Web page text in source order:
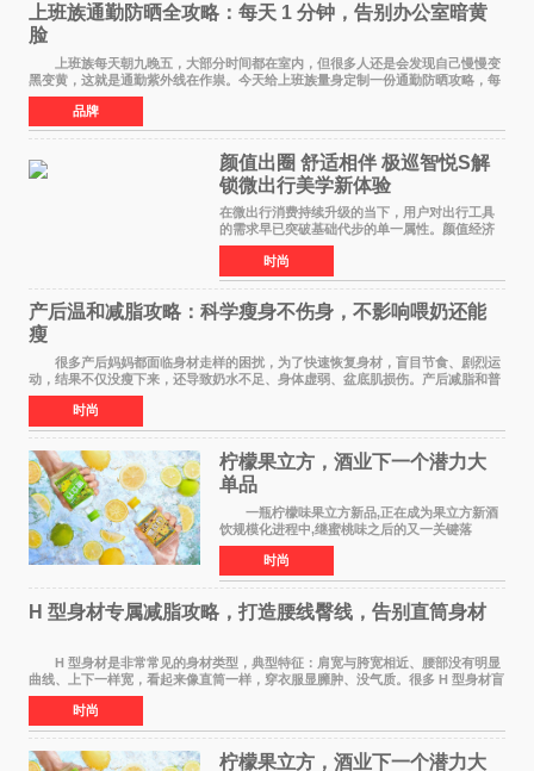
上班族通勤防晒全攻略：每天 1 分钟，告别办公室暗黄
脸
上班族每天朝九晚五，大部分时间都在室内，但很多人还是会发现自己慢慢变
黑变黄，这就是通勤紫外线在作祟。今天给上班族量身定制一份通勤防晒攻略，每
天只花 1 分钟，就能轻松搞定。 首先
品牌
颜值出圈 舒适相伴 极巡智悦S解
锁微出行美学新体验
在微出行消费持续升级的当下，用户对出行工具
的需求早已突破基础代步的单一属性。颜值经济
浪潮之下，出行载具不再是冰冷的工具，而是个
人生活态度、审美品味与生活方式的具象延伸。
当Z世代与年轻家
时尚
产后温和减脂攻略：科学瘦身不伤身，不影响喂奶还能
瘦
很多产后妈妈都面临身材走样的困扰，为了快速恢复身材，盲目节食、剧烈运
动，结果不仅没瘦下来，还导致奶水不足、身体虚弱、盆底肌损伤。产后减脂和普
通人完全不同，核心是 温和、安全、循序
时尚
柠檬果立方，酒业下一个潜力大
单品
一瓶柠檬味果立方新品,正在成为果立方新酒
饮规模化进程中,继蜜桃味之后的又一关键落
子。 在超市货架、便利店冷柜、小红书笔记
里,这款绿色包装的新品正在快速扩散:入口清爽解
腻,像喝加了一点
时尚
H 型身材专属减脂攻略，打造腰线臀线，告别直筒身材
H 型身材是非常常见的身材类型，典型特征：肩宽与胯宽相近、腰部没有明显
曲线、上下一样宽，看起来像直筒一样，穿衣服显臃肿、没气质。很多 H 型身材盲
目全身减脂，越减越瘦，腰部还是没有
时尚
柠檬果立方，酒业下一个潜力大